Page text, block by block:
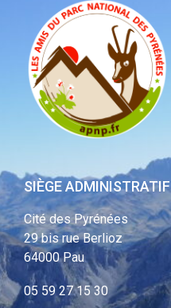
SIÈGE ADMINISTRATIF
Cité des Pyrénées
29 bis rue Berlioz
64000 Pau
05 59 27 15 30